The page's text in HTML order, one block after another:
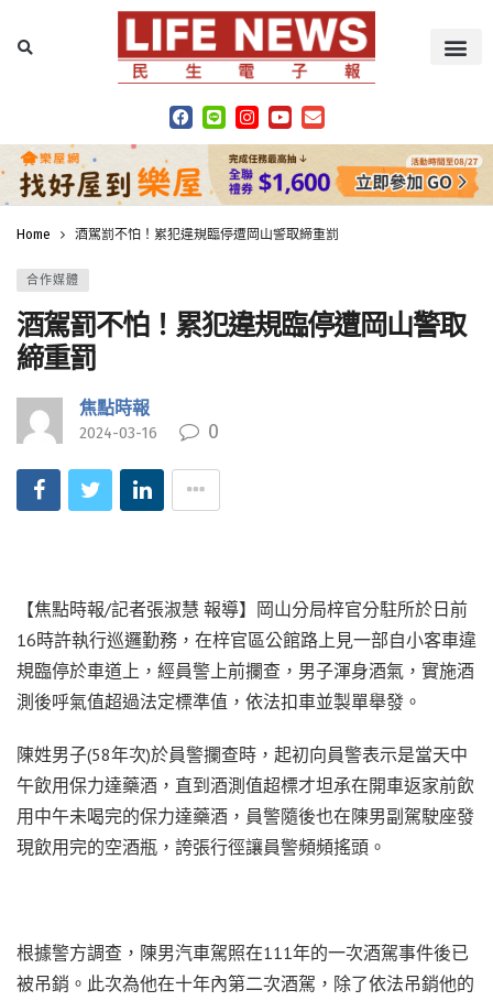
Home 酒駕罰不怕！累犯違規臨停遭岡山警取締重罰
合作媒體
酒駕罰不怕！累犯違規臨停遭岡山警取
締重罰
焦點時報
2024-03-16 0
【焦點時報/記者張淑慧 報導】岡山分局梓官分駐所於日前
16時許執行巡邏勤務，在梓官區公館路上見一部自小客車違
規臨停於車道上，經員警上前攔查，男子渾身酒氣，實施酒
測後呼氣值超過法定標準值，依法扣車並製單舉發。
陳姓男子(58年次)於員警攔查時，起初向員警表示是當天中
午飲用保力達藥酒，直到酒測值超標才坦承在開車返家前飲
用中午未喝完的保力達藥酒，員警隨後也在陳男副駕駛座發
現飲用完的空酒瓶，誇張行徑讓員警頻頻搖頭。
根據警方調查，陳男汽車駕照在111年的一次酒駕事件後已
被吊銷。此次為他在十年內第二次酒駕，除了依法吊銷他的